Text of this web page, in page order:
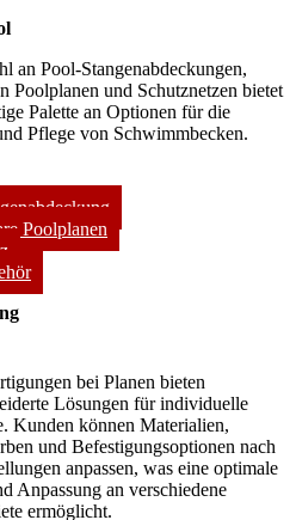
an Pool-Stangenabdeckungen,
Poolplanen und Schutznetzen bietet
Palette an Optionen für die
Pflege von Schwimmbecken.
Poolplanen
bei Planen bieten
Lösungen für individuelle
Kunden können Materialien,
und Befestigungsoptionen nach
anpassen, was eine optimale
Anpassung an verschiedene
ermöglicht.